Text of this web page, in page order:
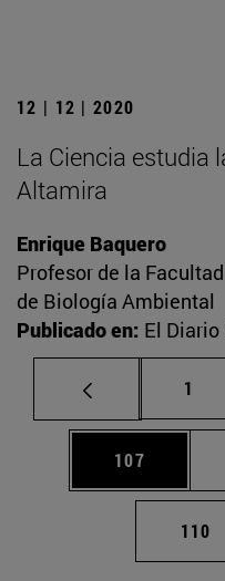
12 | 12 | 2020
La Ciencia estudia
Altamira
Enrique Baquero
Profesor de la
de Biología Ambiental
Publicado en: El
1
Página
107
110